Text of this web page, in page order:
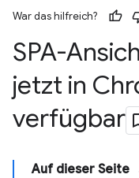
War das hilfreich?
SPA-
jetzt in
verfügbar
Auf dieser Seite